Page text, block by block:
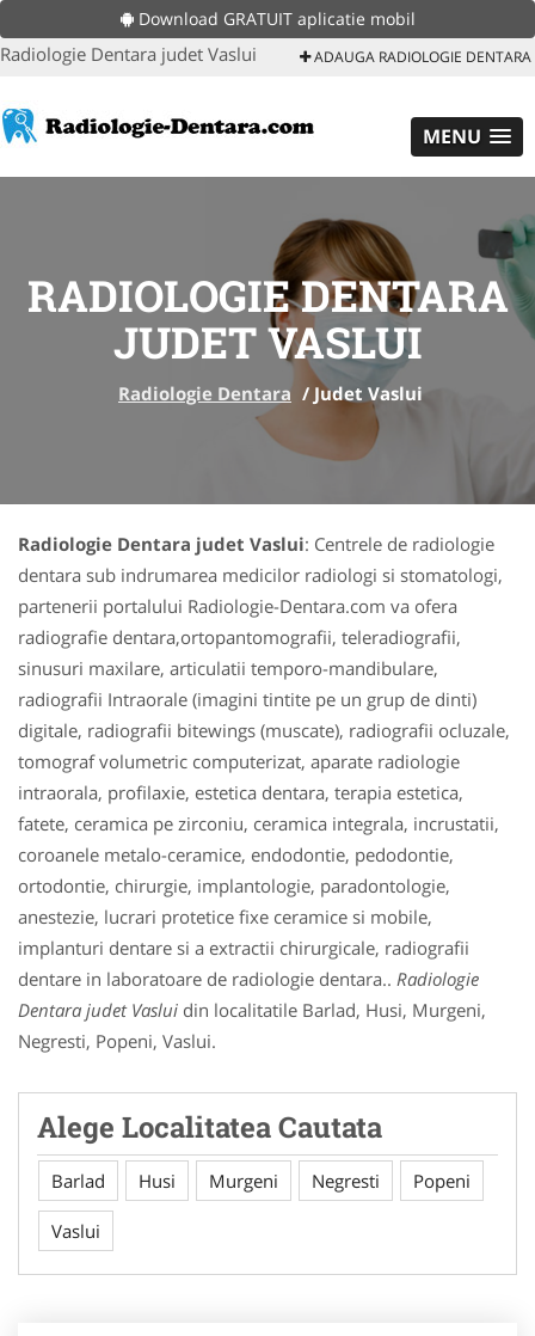
Download GRATUIT aplicatie mobil
Radiologie Dentara judet Vaslui ADAUGA RADIOLOGIE DENTARA
MENU
RADIOLOGIE DENTARA
JUDET VASLUI
Radiologie Dentara / Judet Vaslui
Radiologie Dentara judet Vaslui: Centrele de radiologie
dentara sub indrumarea medicilor radiologi si stomatologi,
partenerii portalului Radiologie-Dentara.com va ofera
radiografie dentara,ortopantomografii, teleradiografii,
sinusuri maxilare, articulatii temporo-mandibulare,
radiografii Intraorale (imagini tintite pe un grup de dinti)
digitale, radiografii bitewings (muscate), radiografii ocluzale,
tomograf volumetric computerizat, aparate radiologie
intraorala, profilaxie, estetica dentara, terapia estetica,
fatete, ceramica pe zirconiu, ceramica integrala, incrustatii,
coroanele metalo-ceramice, endodontie, pedodontie,
ortodontie, chirurgie, implantologie, paradontologie,
anestezie, lucrari protetice fixe ceramice si mobile,
implanturi dentare si a extractii chirurgicale, radiografii
dentare in laboratoare de radiologie dentara.. Radiologie
Dentara judet Vaslui din localitatile Barlad, Husi, Murgeni,
Negresti, Popeni, Vaslui.
Alege Localitatea Cautata
Barlad Husi Murgeni Negresti Popeni
Vaslui